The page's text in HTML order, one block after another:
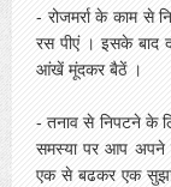
- रोजमर्रा के काम से
रस पीएं । इसके बाद
आंखें मूंदकर बैठें ।
- तनाव से निपटने के
समस्या पर आप अपने
एक से बढकर एक